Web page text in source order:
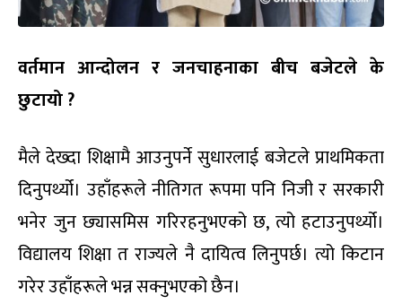
वर्तमान आन्दोलन र जनचाहनाका बीच बजेटले के
छुटायो ?
मैले देख्दा शिक्षामै आउनुपर्ने सुधारलाई बजेटले प्राथमिकता
दिनुपर्थ्यो। उहाँहरूले नीतिगत रूपमा पनि निजी र सरकारी
भनेर जुन छ्यासमिस गरिरहनुभएको छ, त्यो हटाउनुपर्थ्यो।
विद्यालय शिक्षा त राज्यले नै दायित्व लिनुपर्छ। त्यो किटान
गरेर उहाँहरूले भन्न सक्नुभएको छैन।